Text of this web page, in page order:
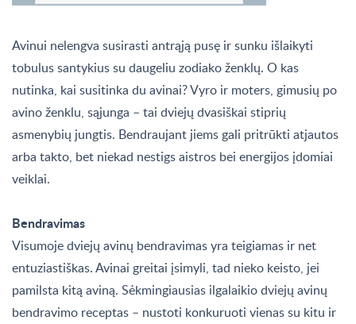
Avinui nelengva susirasti antrąją pusę ir sunku išlaikyti
tobulus santykius su daugeliu zodiako ženklų. O kas
nutinka, kai susitinka du avinai? Vyro ir moters, gimusių po
avino ženklu, sąjunga – tai dviejų dvasiškai stiprių
asmenybių jungtis. Bendraujant jiems gali pritrūkti atjautos
arba takto, bet niekad nestigs aistros bei energijos įdomiai
veiklai.
Bendravimas
Visumoje dviejų avinų bendravimas yra teigiamas ir net
entuziastiškas. Avinai greitai įsimyli, tad nieko keisto, jei
pamilsta kitą aviną. Sėkmingiausias ilgalaikio dviejų avinų
bendravimo receptas – nustoti konkuruoti vienas su kitu ir